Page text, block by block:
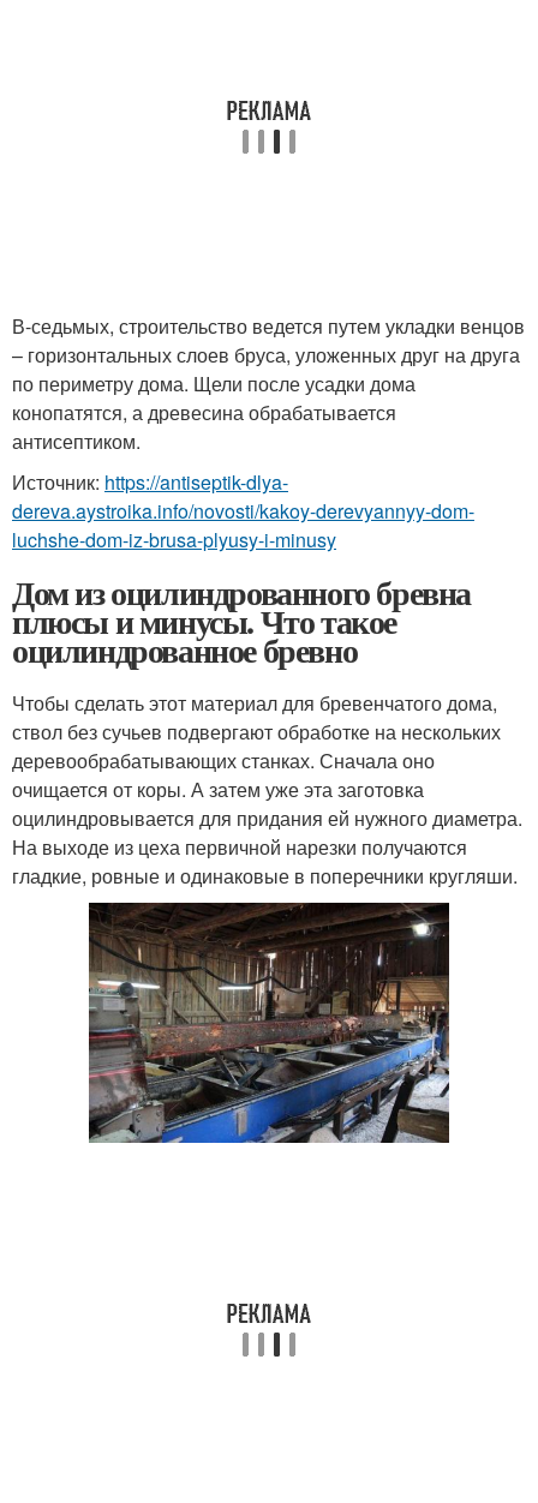
В-седьмых, строительство ведется путем укладки венцов
– горизонтальных слоев бруса, уложенных друг на друга
по периметру дома. Щели после усадки дома
конопатятся, а древесина обрабатывается
антисептиком.
Источник: https://antiseptik-dlya-
dereva.aystroika.info/novosti/kakoy-derevyannyy-dom-
luchshe-dom-iz-brusa-plyusy-i-minusy
Дом из оцилиндрованного бревна
плюсы и минусы. Что такое
оцилиндрованное бревно
Чтобы сделать этот материал для бревенчатого дома,
ствол без сучьев подвергают обработке на нескольких
деревообрабатывающих станках. Сначала оно
очищается от коры. А затем уже эта заготовка
оцилиндровывается для придания ей нужного диаметра.
На выходе из цеха первичной нарезки получаются
гладкие, ровные и одинаковые в поперечники кругляши.